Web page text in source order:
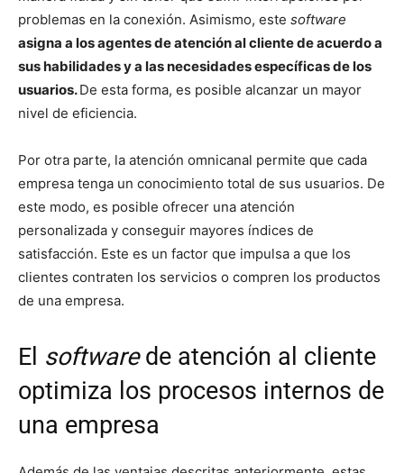
problemas en la conexión. Asimismo, este software
asigna a los agentes de atención al cliente de acuerdo a
sus habilidades y a las necesidades específicas de los
usuarios.De esta forma, es posible alcanzar un mayor
nivel de eficiencia.
Por otra parte, la atención omnicanal permite que cada
empresa tenga un conocimiento total de sus usuarios. De
este modo, es posible ofrecer una atención
personalizada y conseguir mayores índices de
satisfacción. Este es un factor que impulsa a que los
clientes contraten los servicios o compren los productos
de una empresa.
El softwarede atención al cliente
optimiza los procesos internos de
una empresa